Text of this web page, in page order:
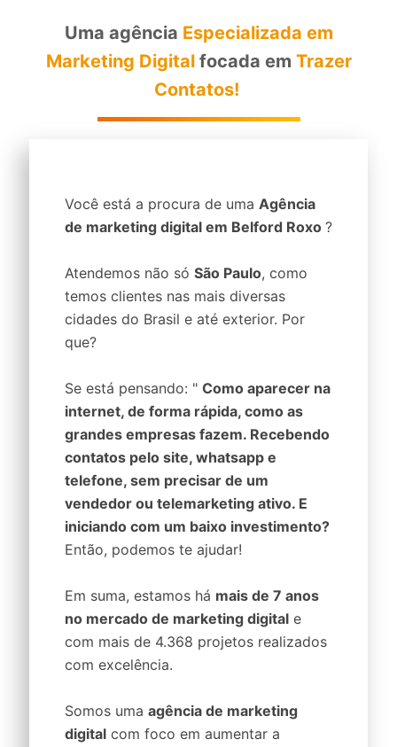
Uma agência Especializada em
Marketing Digitalfocada em Trazer
Contatos!
Você está a procura de uma Agência
de marketing digital em Belford Roxo ?
Atendemos não só São Paulo, como
temos clientes nas mais diversas
cidades do Brasil e até exterior. Por
que?
Se está pensando: " Como aparecer na
internet, de forma rápida, como as
grandes empresas fazem. Recebendo
contatos pelo site, whatsapp e
telefone, sem precisar de um
vendedor ou telemarketing ativo. E
iniciando com um baixo investimento?
Então, podemos te ajudar!
Em suma, estamos há mais de 7 anos
no mercado de marketing digital e
com mais de 4.368 projetos realizados
com excelência.
Somos uma agência de marketing
digital com foco em aumentar a